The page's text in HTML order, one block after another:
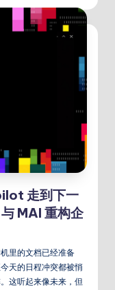
走到下一
MAI 重构企
里的文档已经准备
天的日程冲突都被悄
这听起来像未来，但